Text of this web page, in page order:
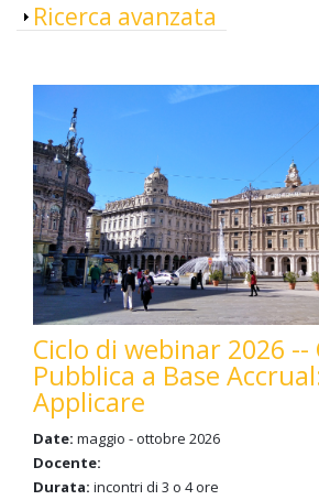
Mostra
Ricerca avanzata
Ciclo di webinar 2026
Pubblica a Base
Applicare
Date: maggio - ottobre 2026
Docente:
Durata: incontri di 3 o 4 ore